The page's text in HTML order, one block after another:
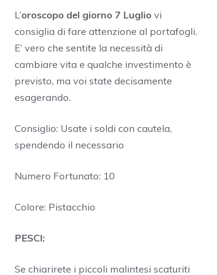
L’oroscopo del giorno 7 Luglio vi
consiglia di fare attenzione al portafogli.
E’ vero che sentite la necessità di
cambiare vita e qualche investimento è
previsto, ma voi state decisamente
esagerando.
Consiglio: Usate i soldi con cautela,
spendendo il necessario
Numero Fortunato: 10
Colore: Pistacchio
PESCI:
Se chiarirete i piccoli malintesi scaturiti